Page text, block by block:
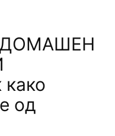
ДОМАШЕН
од